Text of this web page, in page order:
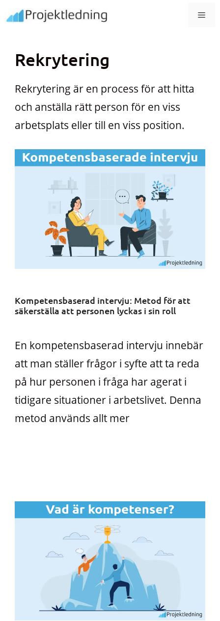
Hoppa
till
Rekrytering
Rekrytering är en process för att hitta
och anställa rätt person för en viss
arbetsplats eller till en viss position.
Kompetensbaserad intervju: Metod för att
säkerställa att personen lyckas i sin roll
En kompetensbaserad intervju innebär
att man ställer frågor i syfte att ta reda
på hur personen i fråga har agerat i
tidigare situationer i arbetslivet. Denna
metod används allt mer